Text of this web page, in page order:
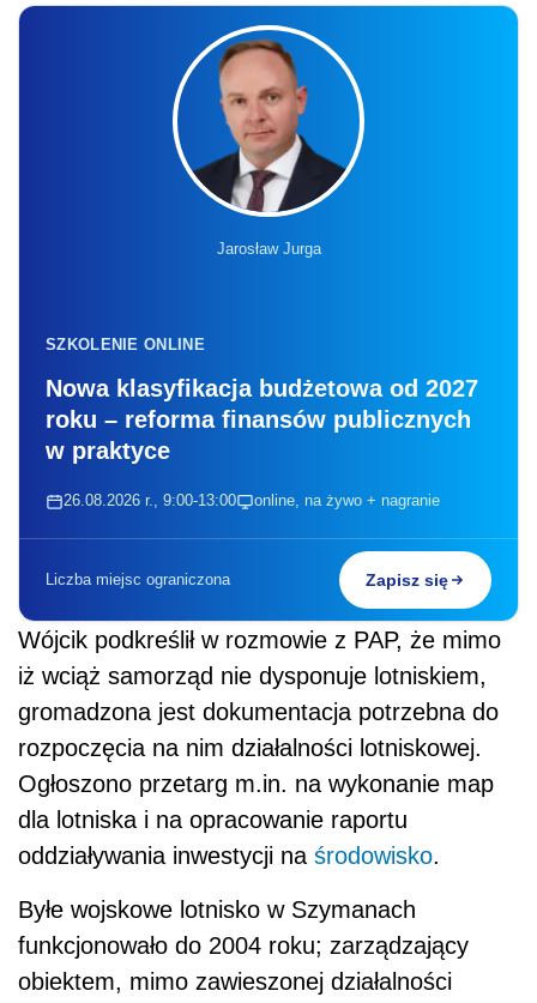
Jarosław Jurga
SZKOLENIE ONLINE
Nowa klasyfikacja budżetowa od 2027
roku – reforma finansów publicznych
w praktyce
26.08.2026 r., 9:00-13:00 online, na żywo + nagranie
Liczba miejsc ograniczona Zapisz się
Wójcik podkreślił w rozmowie z PAP, że mimo
iż wciąż samorząd nie dysponuje lotniskiem,
gromadzona jest dokumentacja potrzebna do
rozpoczęcia na nim działalności lotniskowej.
Ogłoszono przetarg m.in. na wykonanie map
dla lotniska i na opracowanie raportu
oddziaływania inwestycji na środowisko.
Byłe wojskowe lotnisko w Szymanach
funkcjonowało do 2004 roku; zarządzający
obiektem, mimo zawieszonej działalności